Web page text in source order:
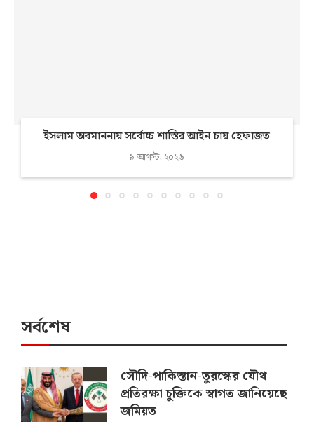
ইসলাম অবমাননায় সর্বোচ্চ শাস্তির আইন চায় হেফাজত
৯ আগস্ট, ২০২৬
সর্বশেষ
সৌদি-পাকিস্তান-তুরস্কের যৌথ
প্রতিরক্ষা চুক্তিকে স্বাগত জানিয়েছে
জমিয়ত